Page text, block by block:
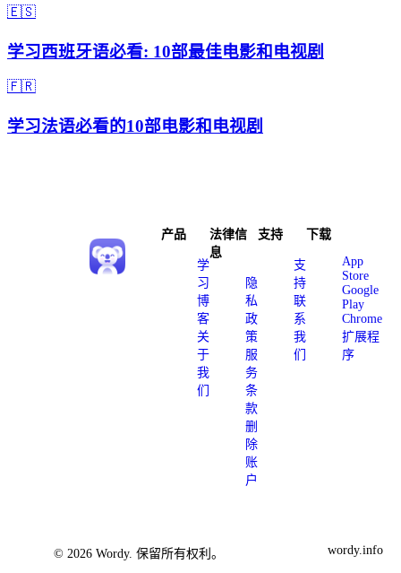
🇪🇸
学习西班牙语必看: 10部最佳电影和电视剧
🇫🇷
学习法语必看的10部电影和电视剧
产品
学
习
博
客
关
于
我
们
法律信
息
隐
私
政
策
服
务
条
款
删
除
账
户
支持
支
持
联
系
我
们
下载
App
Store
Google
Play
Chrome
扩展程
序
© 2026 Wordy. 保留所有权利。 wordy.info